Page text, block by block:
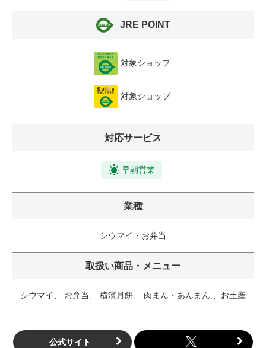
JRE POINT
対象ショップ
対象ショップ
対応サービス
早朝営業
業種
シウマイ・お弁当
取扱い商品・メニュー
シウマイ、 お弁当、 横濱月餅、 肉まん・あんまん 、お土産
公式サイト